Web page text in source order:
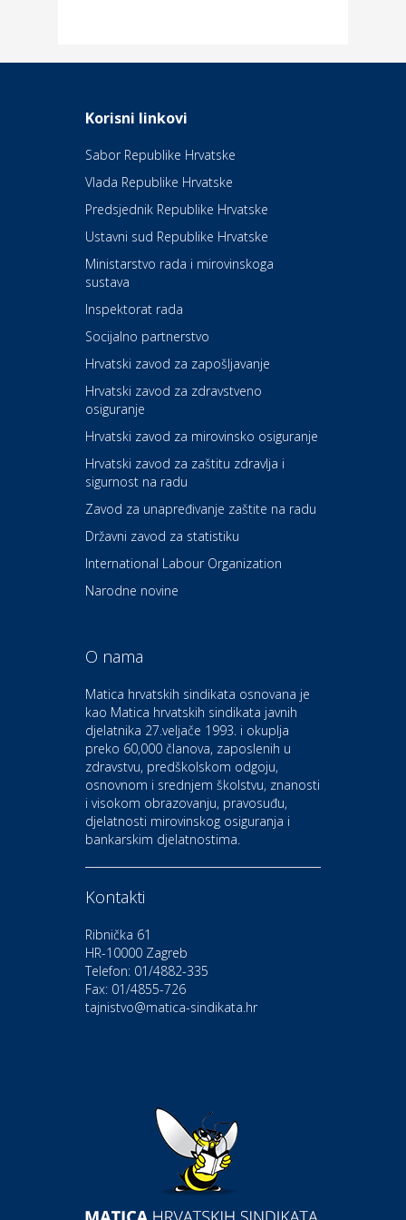
Daruvarske toplice – ljekovita
Kultura i edukacija
Kazalište Kerempuh
Kultura i edukacija
Kazalište ZKM
Auto-moto i tehnika
Zdravlje i osiguranje
Povoljnosti
Dental Sudar
Dom i dizajn
Euro-vrt – kosilice, motorne
Odmor
Bistrica
Auto-moto i tehnika
CIAK Auto d.o.o.
Kultura i edukacija
Kazalište Gavella
Moda i ljepota
Gastro
Hotel Bunčić Vrbovec
Izletište i vinotočje VINIA
Popusti na naočale u Optici
Korisni linkovi
Sabor Republike Hrvatske
Vlada Republike Hrvatske
Predsjednik Republike Hrvatske
Ustavni sud Republike Hrvatske
Ministarstvo rada i mirovinskoga
sustava
Inspektorat rada
Socijalno partnerstvo
Hrvatski zavod za zapošljavanje
Hrvatski zavod za zdravstveno
osiguranje
Hrvatski zavod za mirovinsko osiguranje
Hrvatski zavod za zaštitu zdravlja i
sigurnost na radu
Zavod za unapređivanje zaštite na radu
Državni zavod za statistiku
International Labour Organization
Narodne novine
O nama
Matica hrvatskih sindikata osnovana je
kao Matica hrvatskih sindikata javnih
djelatnika 27.veljače 1993. i okuplja
preko 60,000 članova, zaposlenih u
zdravstvu, predškolskom odgoju,
osnovnom i srednjem školstvu, znanosti
i visokom obrazovanju, pravosuđu,
djelatnosti mirovinskog osiguranja i
bankarskim djelatnostima.
Kontakti
Ribnička 61
HR-10000 Zagreb
Telefon: 01/4882-335
Fax: 01/4855-726
tajnistvo@matica-sindikata.hr